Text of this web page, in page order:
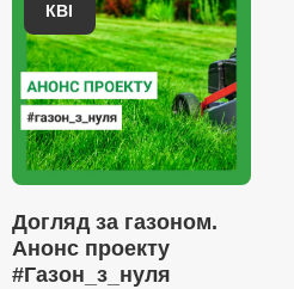
КВІ
Догляд за газоном.
Анонс проекту
#Газон_з_нуля